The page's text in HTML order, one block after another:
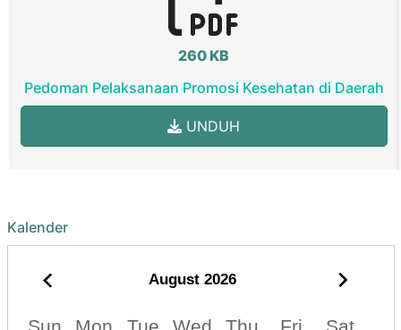
260 KB
Pedoman Pelaksanaan Promosi Kesehatan di Daerah
UNDUH
Kalender
August 2026